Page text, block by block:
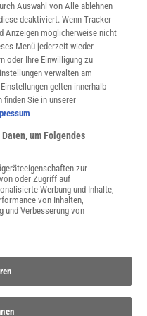
Auswahl von Alle ablehnen
deaktiviert. Wenn Tracker
Anzeigen möglicherweise nicht
Menü jederzeit wieder
oder Ihre Einwilligung zu
verwalten am
gelten innerhalb
Sie in unserer
um Folgendes
zur
oder Zugriff auf
Werbung und Inhalte,
von Inhalten,
und Verbesserung von